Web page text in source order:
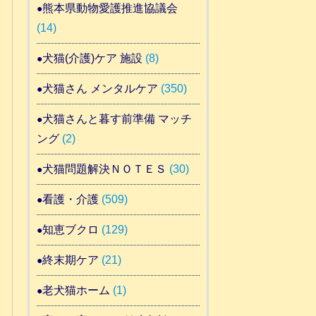
熊本県動物愛護推進協議会
(14)
犬猫(介護)ケア 施設 (8)
犬猫さん メンタルケア (350)
犬猫さんと暮す前準備 マッチ
ング(2)
犬猫問題解決ＮＯＴＥＳ (30)
看護・介護(509)
知恵ブクロ (129)
終末期ケア (21)
老犬猫ホーム (1)